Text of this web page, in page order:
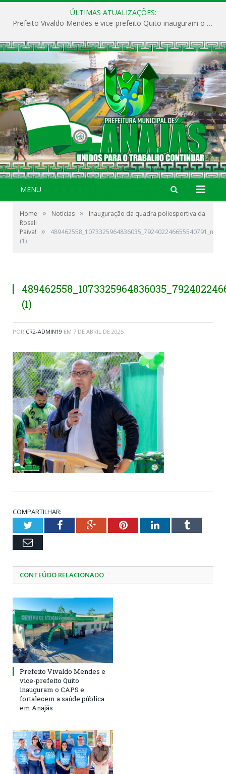
ÚLTIMAS ATUALIZAÇÕES:
Prefeito Vivaldo Mendes e vice-prefeito Quito inauguram o CAPS e fortalecem a saúde pública em Anajás.
MENU
Home » Notícias »
Inauguração da quadra poliesportiva da
Roseli
Paiva!
»
489462558_1073325964836035_792402246655540791_n
(1)
(1)
POR CR2-ADMIN19 EM 7 DE ABRIL DE 2025
COMPARTILHAR:
TwitterFacebookGoogle+PinterestLinkedInTumblr
Email
CONTEÚDO RELACIONADO
Prefeito Vivaldo Mendes e
vice-prefeito Quito
inauguram o CAPS e
fortalecem a saúde pública
em Anajás.